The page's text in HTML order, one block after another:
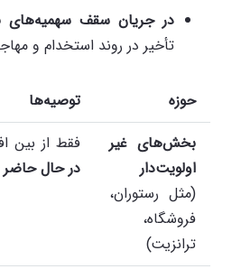
در جریان سقف سهمیه‌های
تأخیر در روند استخدام و
حوزه
توصیه‌ها
بخش‌های غیر
اولویت‌دار
(مثل رستوران،
فروشگاه،
ترانزیت)
فقط از بین
در حال حاضر